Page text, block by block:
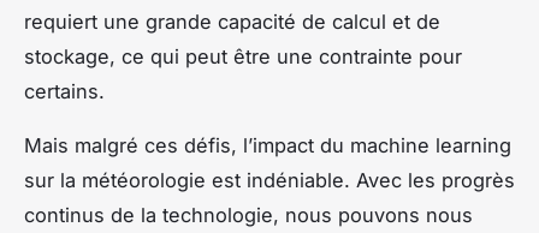
requiert une grande capacité de calcul et de
stockage, ce qui peut être une contrainte pour
certains.
Mais malgré ces défis, l’impact du machine learning
sur la météorologie est indéniable. Avec les progrès
continus de la technologie, nous pouvons nous